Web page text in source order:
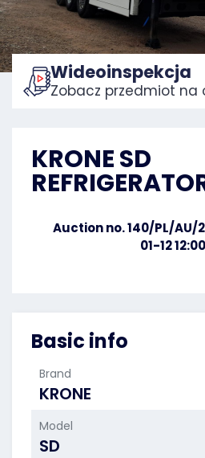
Home:
Basic info
Brand
KRONE
Model
SD
Wideoinspekcja
Zobacz przedmiot na
KRONE SD
Auction no. 140/PL/AU/
01-12